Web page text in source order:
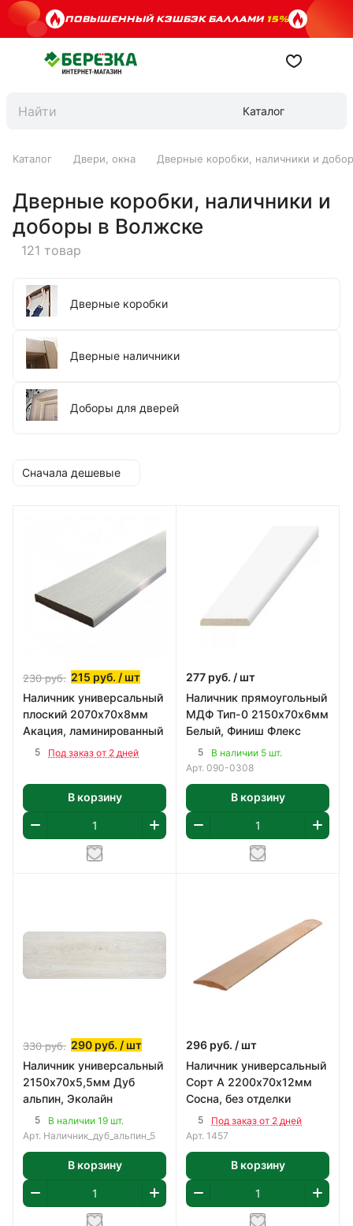
ПОВЫШЕННЫЙ КЭШБЭК БАЛЛАМИ15%
Каталог
Каталог Двери, окна Дверные коробки, наличники и
Дверные коробки, наличники и
доборы в Волжске
121 товар
Дверные коробки
Дверные наличники
Доборы для дверей
Сначала дешевые
230руб. 215 руб. / шт
Наличник универсальный
плоский 2070х70х8мм
Акация, ламинированный
5 Под заказ от 2 дней
В корзину
277 руб. / шт
Наличник прямоугольный
МДФ Тип-0 2150х70х6мм
Белый, Финиш Флекс
5
В наличии 5 шт.
Арт. 090-0308
В корзину
330руб. 290 руб. / шт
Наличник универсальный
2150х70х5,5мм Дуб
альпин, Эколайн
5
В наличии 19 шт.
Арт. Наличник_дуб_альпин_5
В корзину
296 руб. / шт
Наличник универсальный
Сорт А 2200х70х12мм
Сосна, без отделки
5
Под заказ от 2 дней
Арт. 1457
В корзину